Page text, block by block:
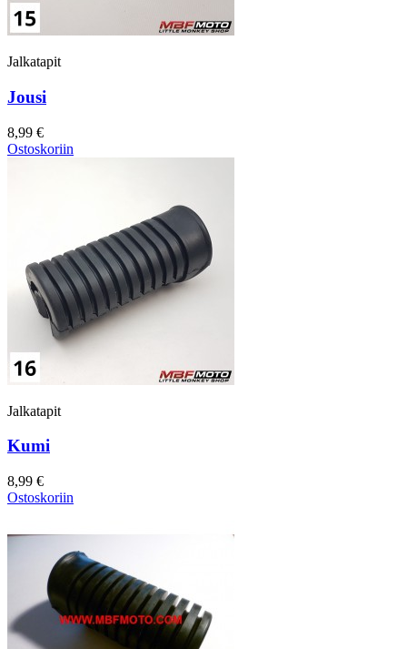
Jalkatapit
Jousi
8,99 €
Ostoskoriin
Jalkatapit
Kumi
8,99 €
Ostoskoriin